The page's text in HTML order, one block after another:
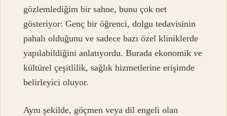
gözlemlediğim bir sahne, bunu çok net
gösteriyor: Genç bir öğrenci, dolgu tedavisinin
pahalı olduğunu ve sadece bazı özel kliniklerde
yapılabildiğini anlatıyordu. Burada ekonomik ve
kültürel çeşitlilik, sağlık hizmetlerine erişimde
belirleyici oluyor.
Aynı şekilde, göçmen veya dil engeli olan